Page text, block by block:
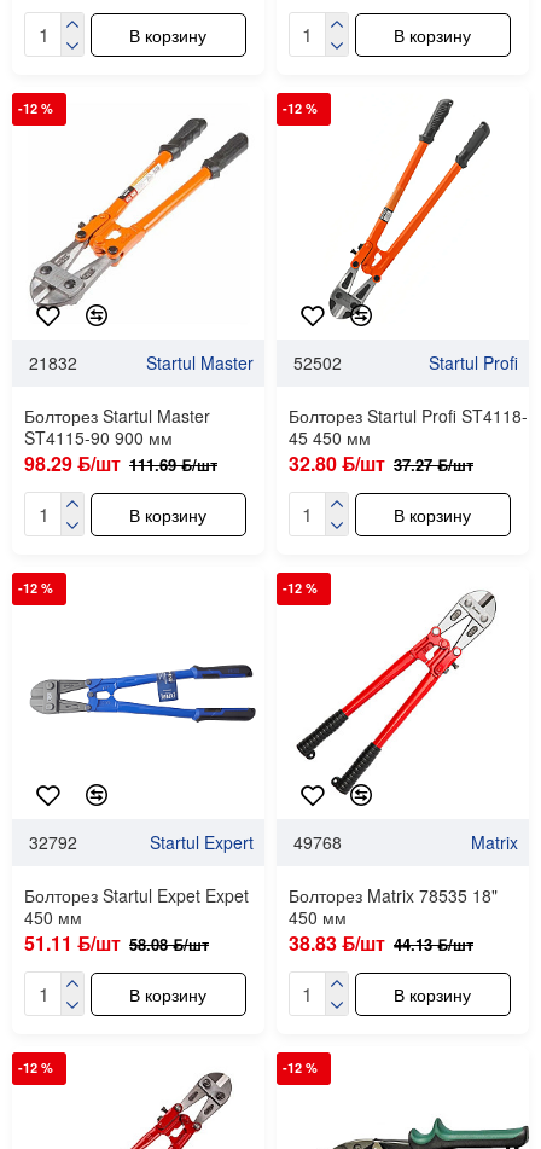
В корзину В корзину
-12 %
21832 Startul Master
Болторез Startul Master
ST4115-90 900 мм
98.29 ƃ/шт 111.69 ƃ/шт
В корзину
-12 %
52502 Startul Profi
Болторез Startul Profi ST4118-
45 450 мм
32.80 ƃ/шт 37.27 ƃ/шт
В корзину
-12 %
32792 Startul Expert
Болторез Startul Expet Expet
450 мм
51.11 ƃ/шт 58.08 ƃ/шт
В корзину
-12 %
49768 Matrix
Болторез Matrix 78535 18"
450 мм
38.83 ƃ/шт 44.13 ƃ/шт
В корзину
-12 % -12 %